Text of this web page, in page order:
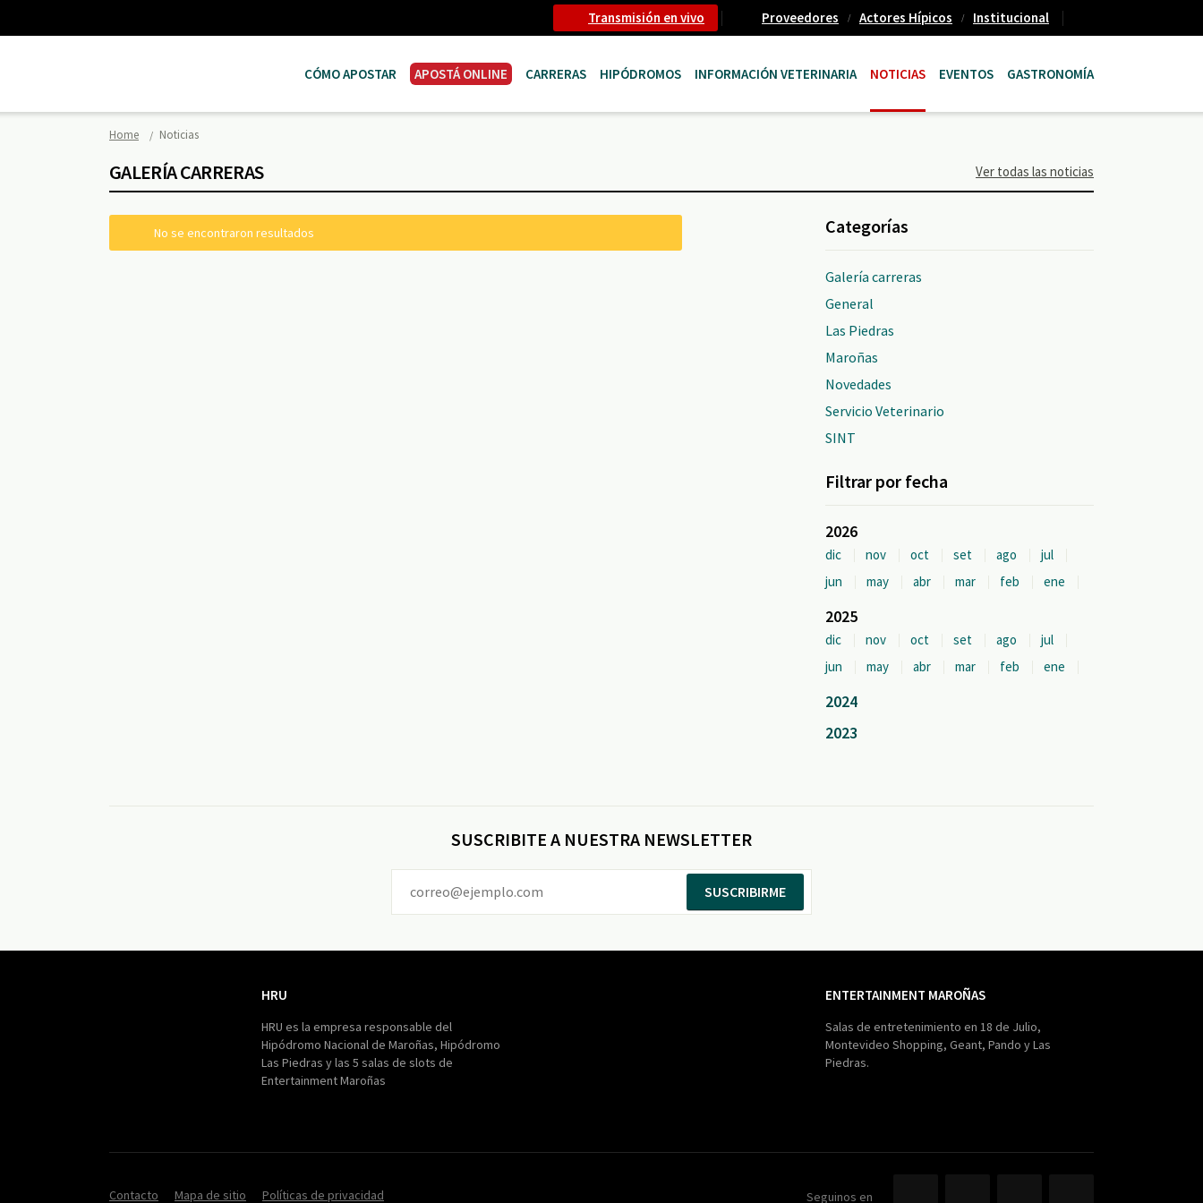
Transmisión en vivo Proveedores Actores Hípicos Institucional
CÓMO APOSTAR APOSTÁ ONLINE CARRERAS HIPÓDROMOS INFORMACIÓN VETERINARIA NOTICIAS EVENTOS GASTRONOMÍA
Home Noticias
GALERÍA CARRERAS Ver todas las noticias
No se encontraron resultados Categorías
Galería carreras
General
Las Piedras
Maroñas
Novedades
Servicio Veterinario
SINT
Filtrar por fecha
2026
dic nov oct set ago
jul
jun
may abr mar feb ene
2025
dic nov oct set ago
jul
jun
may abr mar feb ene
2024
2023
SUSCRIBITE A NUESTRA NEWSLETTER
SUSCRIBIRME
HRU
HRU es la empresa responsable del
Hipódromo Nacional de Maroñas, Hipódromo
Las Piedras y las 5 salas de slots de
Entertainment Maroñas
ENTERTAINMENT MAROÑAS
Salas de entretenimiento en 18 de Julio,
Montevideo Shopping, Geant, Pando y Las
Piedras.
Contacto Mapa de sitio Políticas de privacidad Seguinos en